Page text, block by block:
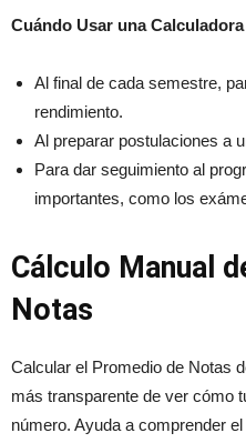
Cuándo Usar una
Al final de cada semestre,
rendimiento.
Al preparar postulaciones a
Para dar seguimiento al
importantes, como los
Cálculo Manual
Notas
Calcular el Promedio de Notas
más transparente de ver cómo
número. Ayuda a comprender